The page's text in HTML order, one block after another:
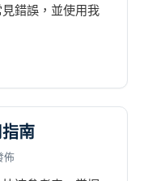
錯誤，並使用我
南
佈